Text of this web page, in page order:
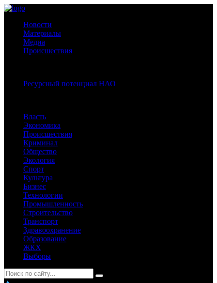
Новости
Материалы
Медиа
Происшествия
Ресурсный потенциал НАО
Власть
Экономика
Происшествия
Криминал
Общество
Экология
Спорт
Культура
Бизнес
Технологии
Промышленность
Строительство
Транспорт
Здравоохранение
Образование
ЖКХ
Выборы